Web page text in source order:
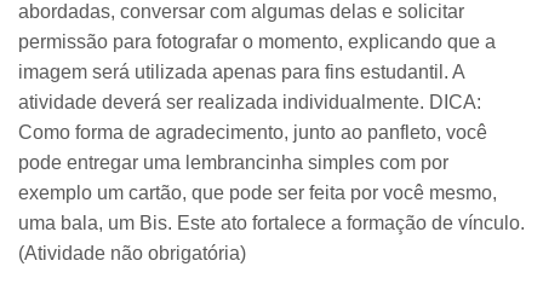
abordadas, conversar com algumas delas e solicitar
permissão para fotografar o momento, explicando que a
imagem será utilizada apenas para fins estudantil. A
atividade deverá ser realizada individualmente. DICA:
Como forma de agradecimento, junto ao panfleto, você
pode entregar uma lembrancinha simples com por
exemplo um cartão, que pode ser feita por você mesmo,
uma bala, um Bis. Este ato fortalece a formação de vínculo.
(Atividade não obrigatória)